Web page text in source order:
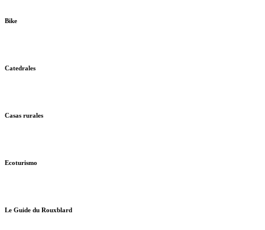
Bike
Catedrales
Casas rurales
Ecoturismo
Le Guide du Rouxblard